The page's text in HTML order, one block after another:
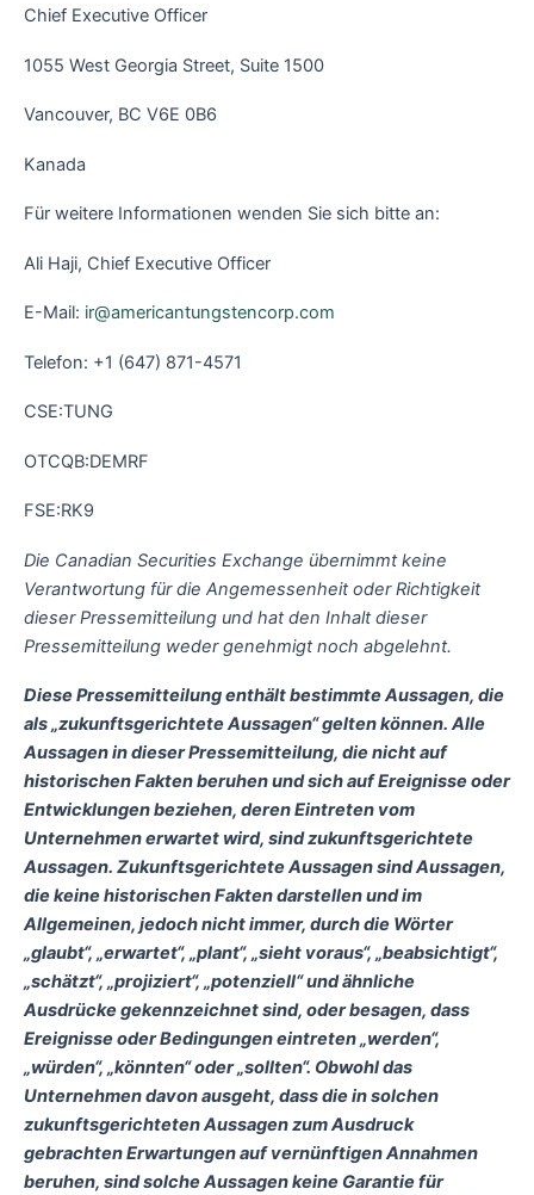
Chief Executive Officer
1055 West Georgia Street, Suite 1500
Vancouver, BC V6E 0B6
Kanada
Für weitere Informationen wenden Sie sich bitte an:
Ali Haji, Chief Executive Officer
E-Mail: ir@americantungstencorp.com
Telefon: +1 (647) 871-4571
CSE:TUNG
OTCQB:DEMRF
FSE:RK9
Die Canadian Securities Exchange übernimmt keine
Verantwortung für die Angemessenheit oder Richtigkeit
dieser Pressemitteilung und hat den Inhalt dieser
Pressemitteilung weder genehmigt noch abgelehnt.
Diese Pressemitteilung enthält bestimmte Aussagen, die
als „zukunftsgerichtete Aussagen“ gelten können. Alle
Aussagen in dieser Pressemitteilung, die nicht auf
historischen Fakten beruhen und sich auf Ereignisse oder
Entwicklungen beziehen, deren Eintreten vom
Unternehmen erwartet wird, sind zukunftsgerichtete
Aussagen. Zukunftsgerichtete Aussagen sind Aussagen,
die keine historischen Fakten darstellen und im
Allgemeinen, jedoch nicht immer, durch die Wörter
„glaubt“, „erwartet“, „plant“, „sieht voraus“, „beabsichtigt“,
„schätzt“, „projiziert“, „potenziell“ und ähnliche
Ausdrücke gekennzeichnet sind, oder besagen, dass
Ereignisse oder Bedingungen eintreten „werden“,
„würden“, „könnten“ oder „sollten“. Obwohl das
Unternehmen davon ausgeht, dass die in solchen
zukunftsgerichteten Aussagen zum Ausdruck
gebrachten Erwartungen auf vernünftigen Annahmen
beruhen, sind solche Aussagen keine Garantie für